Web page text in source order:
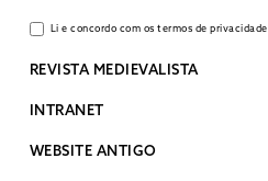
Li e concordo com os termos de privacidade
REVISTA MEDIEVALISTA
INTRANET
WEBSITE ANTIGO